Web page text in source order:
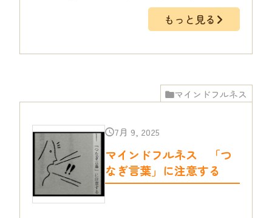
もっと見る
マインドフルネス
7月 9, 2025
マインドフルネス 「つ
なぎ言葉」に注意する